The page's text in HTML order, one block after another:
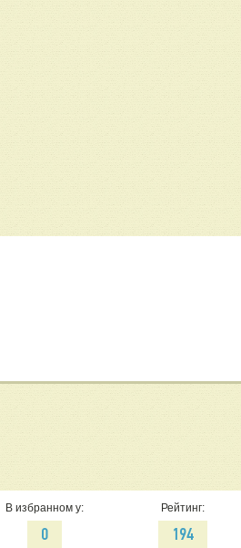
В избранном у:
0
Рейтинг:
194